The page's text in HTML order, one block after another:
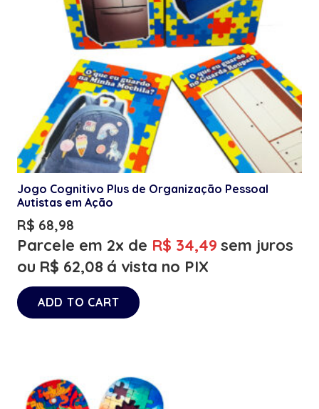
Jogo Cognitivo Plus de Organização Pessoal
Autistas em Ação
R$ 68,98
Parcele em 2x de R$ 34,49 sem juros
ou R$ 62,08 á vista no PIX
ADD TO CART